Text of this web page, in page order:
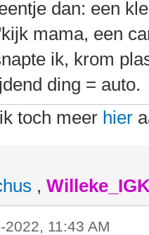
dan: een
mama, een
ik, krom
ding = auto.
toch meer hier
,
2022, 11:43 AM